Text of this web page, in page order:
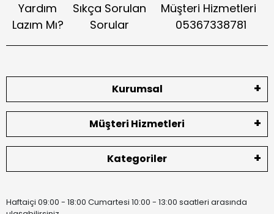
Yardım
Lazım Mı?
Sıkça Sorulan
Sorular
Müşteri Hizmetleri
05367338781
Kurumsal
Müşteri Hizmetleri
Kategoriler
Haftaiçi 09:00 - 18:00 Cumartesi 10:00 - 13:00 saatleri arasında